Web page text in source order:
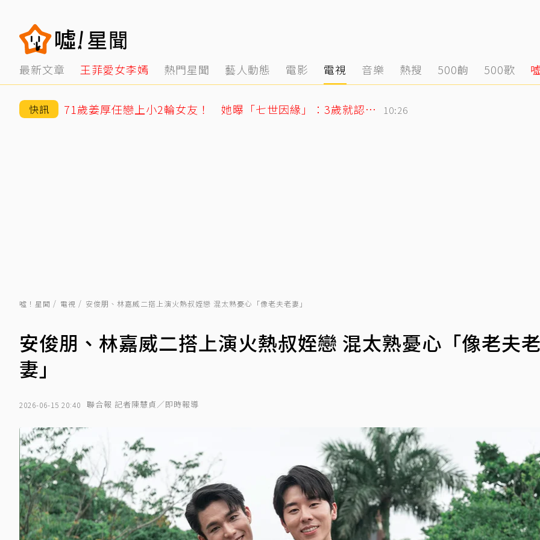
最新文章 王菲愛女李嫣 熱門星聞 藝人動態 電影 電視 音樂 熱搜 500齣 500歌
快訊 71歲姜厚任戀上小2輪女友！ 她曝「七世因緣」：3歲就認定是他 10:26
噓！星聞 電視 安俊朋、林嘉威二搭上演火熱叔姪戀 混太熟憂心「像老夫老妻」
安俊朋、林嘉威二搭上演火熱叔姪戀 混太熟憂心「像老夫
妻」
2026-06-15 20:40 聯合報 記者陳慧貞／即時報導